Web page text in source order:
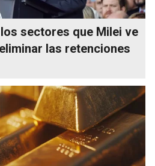
sectores que Milei ve
las retenciones